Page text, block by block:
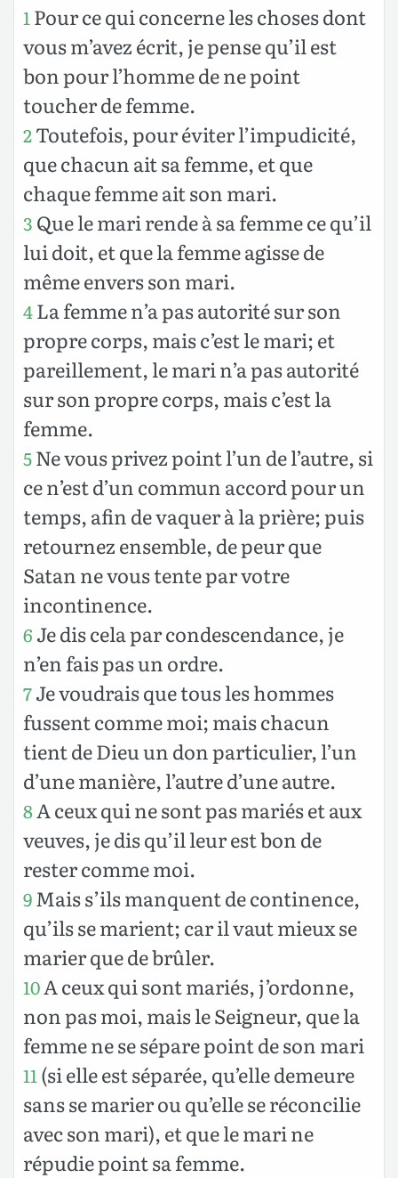
1 Pour ce qui concerne les choses dont
vous m’avez écrit, je pense qu’il est
bon pour l’homme de ne point
toucher de femme.
2Toutefois, pour éviter l’impudicité,
que chacun ait sa femme, et que
chaque femme ait son mari.
3 Que le mari rende à sa femme ce qu’il
lui doit, et que la femme agisse de
même envers son mari.
4La femme n’a pas autorité sur son
propre corps, mais c’est le mari; et
pareillement, le mari n’a pas autorité
sur son propre corps, mais c’est la
femme.
5Ne vous privez point l’un de l’autre, si
ce n’est d’un commun accord pour un
temps, afin de vaquer à la prière; puis
retournez ensemble, de peur que
Satan ne vous tente par votre
incontinence.
6 Je dis cela par condescendance, je
n’en fais pas un ordre.
7Je voudrais que tous les hommes
fussent comme moi; mais chacun
tient de Dieu un don particulier, l’un
d’une manière, l’autre d’une autre.
8A ceux qui ne sont pas mariés et aux
veuves, je dis qu’il leur est bon de
rester comme moi.
9Mais s’ils manquent de continence,
qu’ils se marient; car il vaut mieux se
marier que de brûler.
10A ceux qui sont mariés, j’ordonne,
non pas moi, mais le Seigneur, que la
femme ne se sépare point de son mari
11 (si elle est séparée, qu’elle demeure
sans se marier ou qu’elle se réconcilie
avec son mari), et que le mari ne
répudie point sa femme.